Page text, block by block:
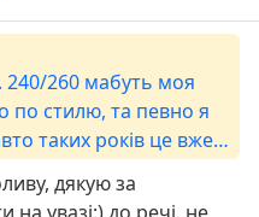
260 мабуть моя
по стилю, та певно я
таких років це вже
яке треба мати час та
хочу дещо
дякую за
на увазі;) до речі, не